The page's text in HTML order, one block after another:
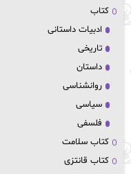
کتاب
ادبیات داستانی
تاریخی
داستان
روانشناسی
سیاسی
فلسفی
کتاب سلامت
کتاب قانتزی